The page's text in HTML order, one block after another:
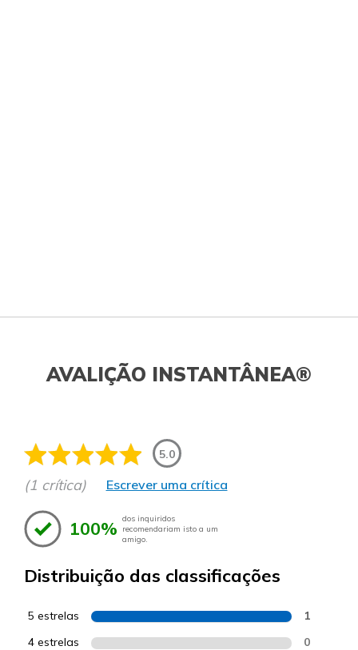
AVALIÇÃO INSTANTÂNEA®
5.0
(1 crítica) Escrever uma crítica
100% dos inquiridos
recomendariam isto a um
amigo.
Distribuição das classificações
5 estrelas 1
4 estrelas 0